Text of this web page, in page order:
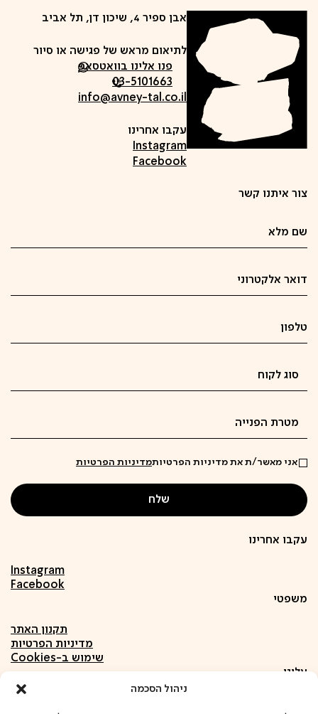
ניהול הסכמה
צור איתנו קשר
אני מאשר/ת את מדיניות הפרטיותמדיניות הפרטיות
עקבו אחרינו
Instagram
Facebook
משפטי
תקנון האתר
מדיניות הפרטיות
שימוש ב-Cookies
עלינו
אבן ספיר 4, שיכון דן, תל אביב
לתיאום מראש של פגישה או סיור
פנו אלינו בוואטסאפ
03-5101663
info@avney-tal.co.il
עקבו אחרינו
Instagram
Facebook